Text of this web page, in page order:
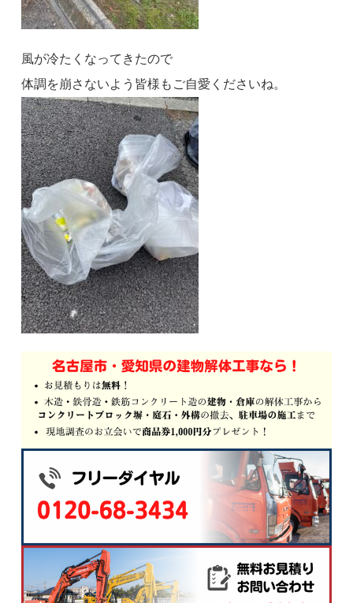
風が冷たくなってきたので
体調を崩さないよう皆様もご自愛くださいね。